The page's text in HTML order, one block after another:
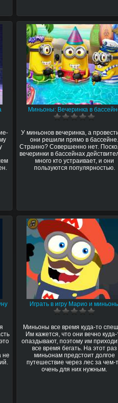
Миньоны: Вечеринка в
У миньонов вечеринка, а
они решили прямо в
Странно? Совершенно нет.
вечеринки в бассейнах
много кто устраивает, и они
пользуются популярностью.
не
Играть в игру Марио и
Миньоны все время куда-то
Им кажется, что они вечно куда-
опаздывают, поэтому им
все время бегать. На этот раз
миньонам предстоит долгое
путешествие через лес за чем-
очень для них нужным.